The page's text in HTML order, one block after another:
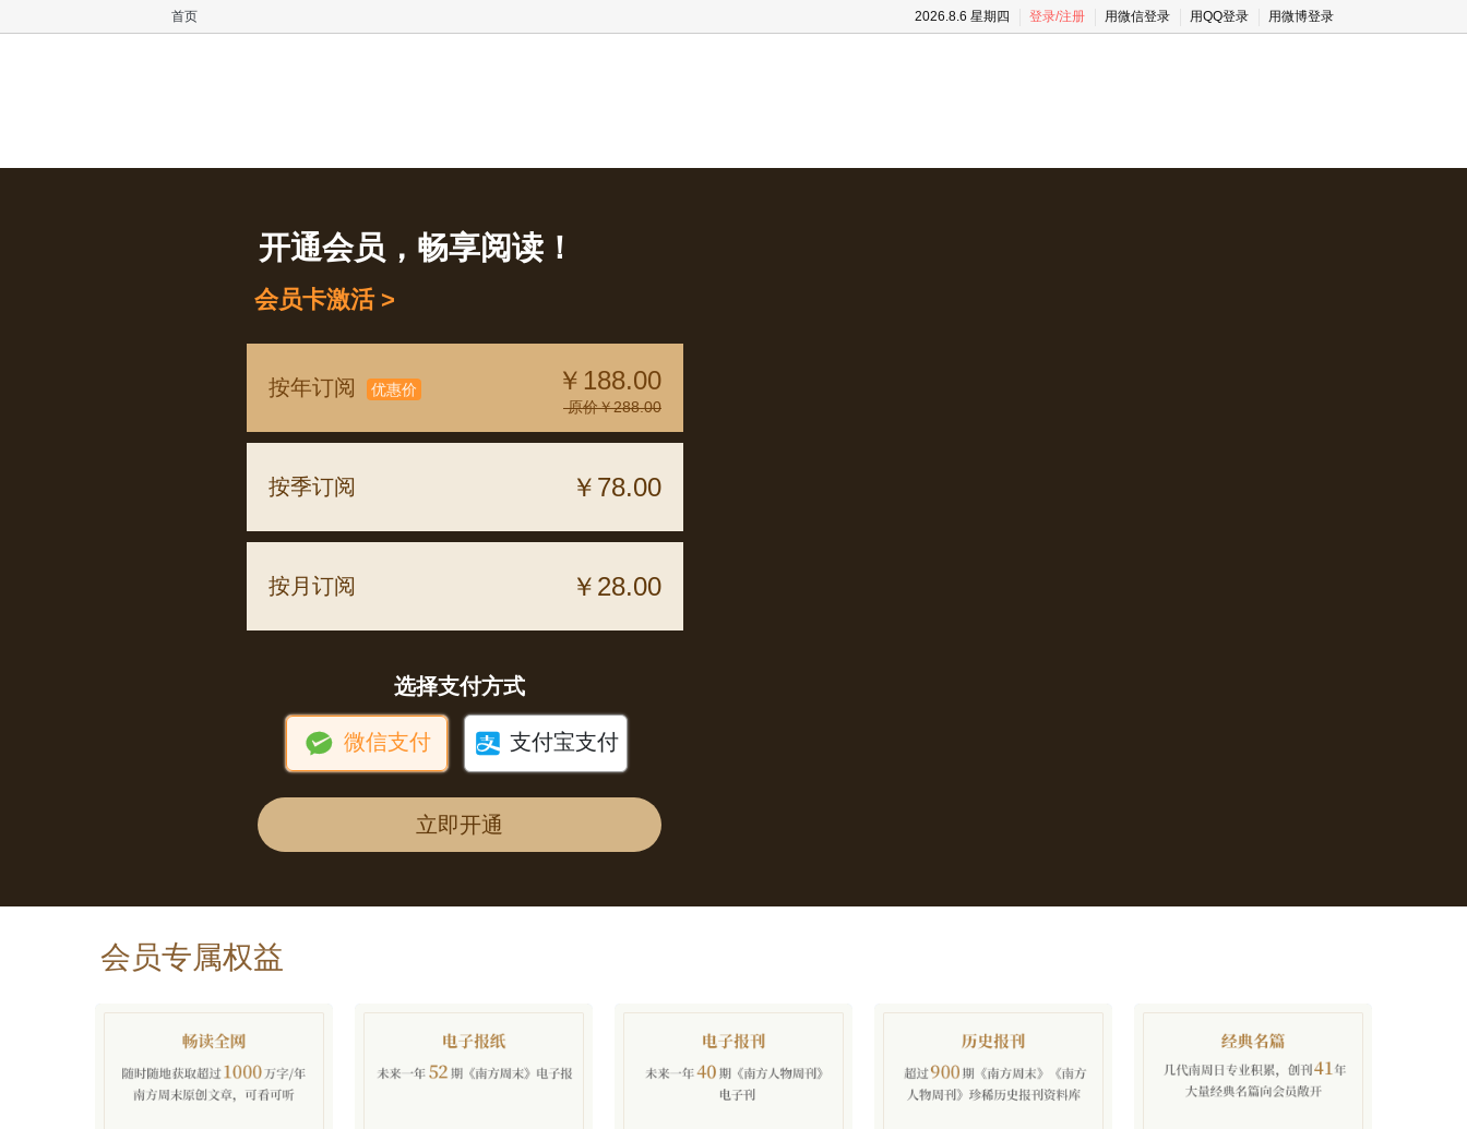
首页 2026.8.6 星期四 登录/注册 用微信登录 用QQ登录 用微博登录
开通会员，畅享阅读！
会员卡激活 >
按年订阅 优惠价 ￥188.00
原价￥288.00
按季订阅 ￥78.00
按月订阅 ￥28.00
选择支付方式
 微信支付  支付宝支付
立即开通
会员专属权益